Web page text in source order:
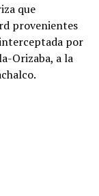
que
provenientes
por
Orizaba, a la